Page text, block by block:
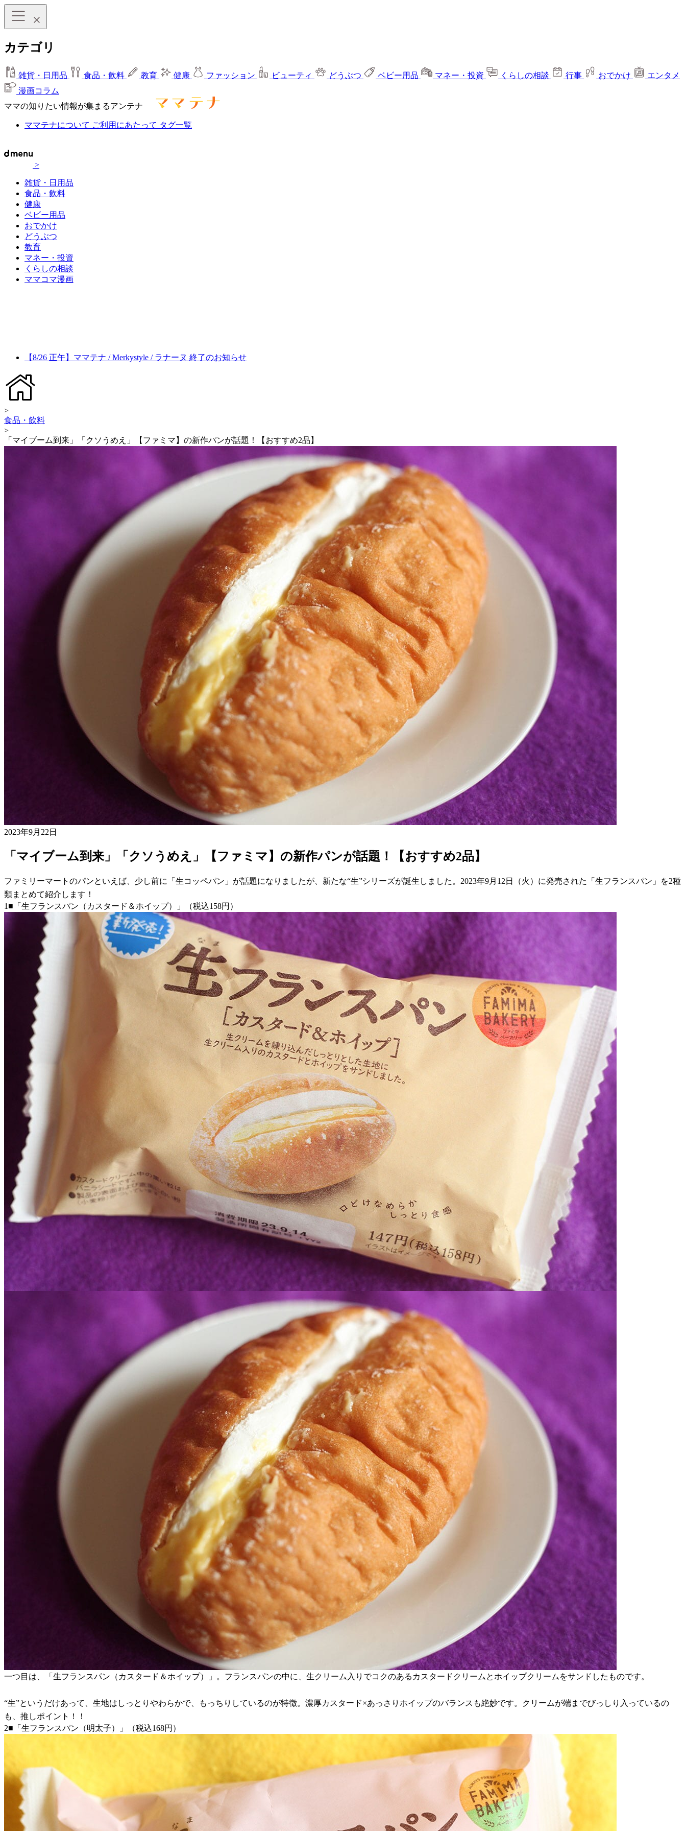
カテゴリ
雑貨・日用品 食品・飲料 教育 健康 ファッション ビューティ どうぶつ ベビー用品 マネー・投資 くらしの相談 行事 おでかけ
エンタメ
漫画コラム
ママの知りたい情報が集まるアンテナ
ママテナについて ご利用にあたって タグ一覧
>
雑貨・日用品
食品・飲料
健康
ベビー用品
おでかけ
どうぶつ
教育
マネー・投資
くらしの相談
ママコマ漫画
【8/26 正午】ママテナ / Merkystyle / ラナーヌ 終了のお知らせ
>
食品・飲料
>
「マイブーム到来」「クソうめえ」【ファミマ】の新作パンが話題！【おすすめ2品】
2023年9月22日
「マイブーム到来」「クソうめえ」【ファミマ】の新作パンが話題！【おすすめ2品】
ファミリーマートのパンといえば、少し前に「生コッペパン」が話題になりましたが、新たな“生”シリーズが誕生しました。2023年9月12日（火）に発売された「生フランスパン」を2種
類まとめて紹介します！
1■「生フランスパン（カスタード＆ホイップ）」（税込158円）
一つ目は、「生フランスパン（カスタード＆ホイップ）」。フランスパンの中に、生クリーム入りでコクのあるカスタードクリームとホイップクリームをサンドしたものです。
“生”というだけあって、生地はしっとりやわらかで、もっちりしているのが特徴。濃厚カスタード×あっさりホイップのバランスも絶妙です。クリームが端までびっしり入っているの
も、推しポイント！！
2■「生フランスパン（明太子）」（税込168円）